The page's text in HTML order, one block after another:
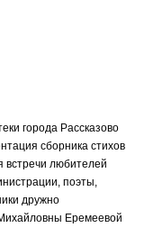
города Рассказово
сборника стихов
встречи любителей
поэты,
дружно
Еремеевой